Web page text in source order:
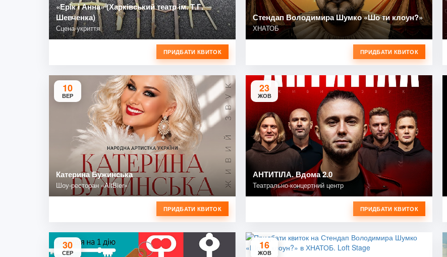
«Ерік і Анна» (Харківський театр ім. Т.Г.
Шевченка)
Сцена-укриття
ПРИДБАТИ КВИТОК
Стендап Володимира Шумко «Шо ти клоун?»
ХНАТОБ
ПРИДБАТИ КВИТОК
10
ВЕР
Катерина Бужинська
Шоу-ресторан «AltBier»
ПРИДБАТИ КВИТОК
23
ЖОВ
АНТИТІЛА. Вдома 2.0
Театрально-концертний центр
ПРИДБАТИ КВИТОК
30
СЕР
16
ЖОВ